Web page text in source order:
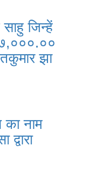
साहु जिन्हें
झा
का नाम